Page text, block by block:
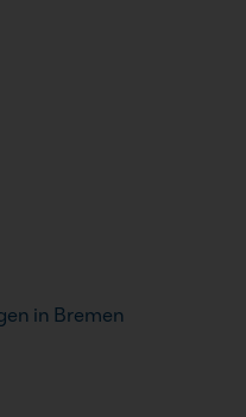
in Bremen